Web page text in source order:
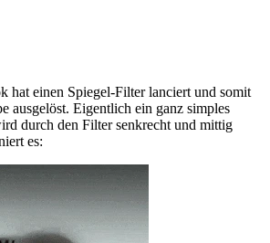
hat einen Spiegel-Filter lanciert und somit
ausgelöst. Eigentlich ein ganz simples
durch den Filter senkrecht und mittig
es: